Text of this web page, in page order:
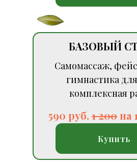
Купить
БАЗОВЫЙ
Самомассаж,
гимнастика
комплексная
590 руб. 1 200 на